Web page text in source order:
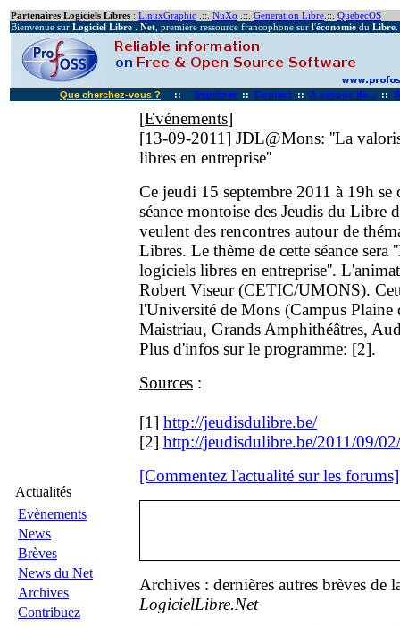
Partenaires Logiciels Libres : LinuxGraphic .::. NuXo .::. Generation Libre .::. QuebecOS
Bienvenue sur Logiciel Libre . Net , première ressource francophone sur l'économie du Libre
Que cherchez-vous ? :: Imprimer :: Contact :: A propos de... ::
Actualités
Evènements
News
Brèves
News du Net
Archives
Contribuez
[Evénements]
[13-09-2011] JDL@Mons: ''La
libres en entreprise''
Ce jeudi 15 septembre 2011 à 19h se
séance montoise des Jeudis du Libre
veulent des rencontres autour de
Libres. Le thème de cette séance sera
logiciels libres en entreprise''.
Robert Viseur (CETIC/UMONS).
l'Université de Mons (Campus Plaine
Maistriau, Grands Amphithéâtres,
Plus d'infos sur le programme: [2].
Sources :
[1] http://jeudisdulibre.be/
[2] http://jeudisdulibre.be/2011/09/
[Commentez l'actualité sur les forums]
Archives : dernières autres brèves de
LogicielLibre.Net